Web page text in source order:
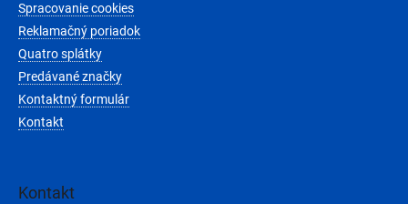
Spracovanie cookies
Reklamačný poriadok
Quatro splátky
Predávané značky
Kontaktný formulár
Kontakt
Kontakt